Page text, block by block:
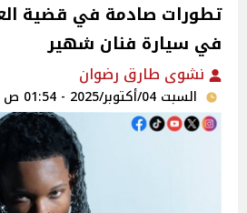
تطورات صادمة في قضية
في سيارة فنان شهير
نشوى طارق رضوان
السبت 04/أكتوبر/2025 - 01:54 ص